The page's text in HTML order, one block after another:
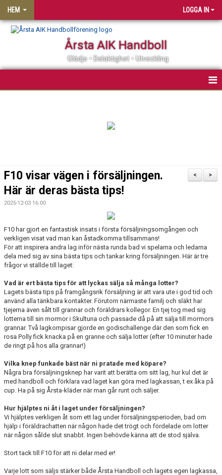
HEM LOGGA IN
Årsta AIK Handboll
Glädje • Delaktighet • Utveckling
KLUBBSHOP
LEDARGUIDEN
>
<
F10 visar vägen i försäljningen.
Här är deras bästa tips!
2025-12-03 16:00
F10 har gjort en fantastisk insats i första försäljningsomgången och
verkligen visat vad man kan åstadkomma tillsammans!
För att inspirera andra lag inför nästa runda bad vi spelarna och ledarna
dela med sig av sina bästa tips och tankar kring försäljningen. Här är tre
frågor vi ställde till laget:
Vad är ert bästa tips för att lyckas sälja så många lotter?
Lagets bästa tips på framgångsrik försäljning är att vara ute i god tid och
använd alla tänkbara kontakter. Förutom närmaste familj och släkt har
tjejerna även sålt till grannar och föräldrars kollegor. En tjej tog med sig
lotterna till sin mormor i Skultuna och passade då på att sälja till mormors
grannar. Två lagkompisar gjorde en godischallenge där den som fick en
rosa Polly fick knacka på en granne och sälja lotter (efter 10 minuter hade
de ringt på hos alla grannar!)
Vilka knep funkade bäst när ni pratade med köpare?
Några bra försäljningsknep har varit att berätta om sitt lag, hur kul det är
med handboll och förklara vad laget kan göra med lagkassan, t ex åka på
cup. Ha på sig Årsta-kläder när man går runt och säljer.
Hur hjälptes ni åt i laget under försäljningen?
Vi hjälptes verkligen åt som ett lag under försäljningsperioden, bad om
hjälp i föräldrachatten när någon hade det trögt och fördelade om lotter
när någon sålde slut snabbt. Ingen behövde känna att de stod själva.
Stort tack till F10 för att ni delar med er!
Varje lott som säljs stärker både Årsta Handboll och lagets egen lagkassa,